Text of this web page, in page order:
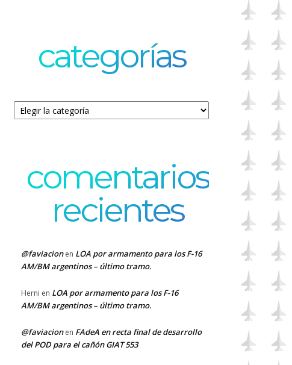
categorías
Categorías
comentarios
recientes
@faviacionen LOA por armamento para los F-16
AM/BM argentinos – último tramo.
Herni en LOA por armamento para los F-16
AM/BM argentinos – último tramo.
@faviacionen FAdeA en recta final de desarrollo
del POD para el cañón GIAT 553